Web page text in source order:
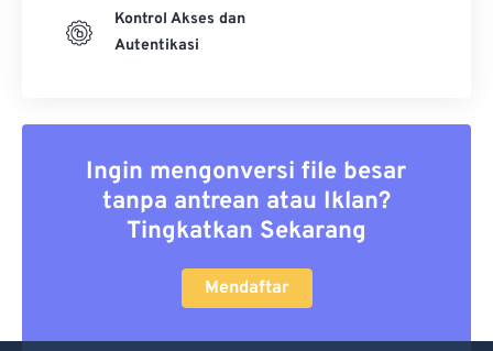
Kontrol Akses dan
Autentikasi
Ingin mengonversi file besar
tanpa antrean atau Iklan?
Tingkatkan Sekarang
Mendaftar